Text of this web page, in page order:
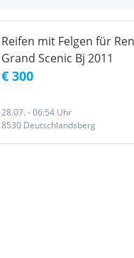
Reifen mit Felgen für
Grand Scenic Bj 2011
€ 300
28.07. - 06:54 Uhr
8530 Deutschlandsberg